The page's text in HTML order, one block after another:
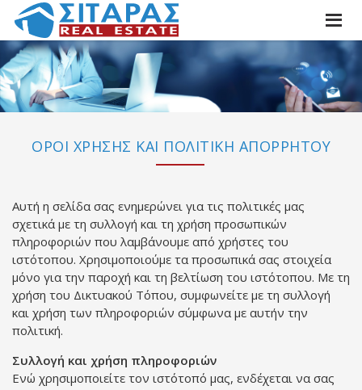
ΟΡΟΙ ΧΡΗΣΗΣ ΚΑΙ ΠΟΛΙΤΙΚΗ ΑΠΟΡΡΗΤΟΥ
Αυτή η σελίδα σας ενημερώνει για τις πολιτικές μας
σχετικά με τη συλλογή και τη χρήση προσωπικών
πληροφοριών που λαμβάνουμε από χρήστες του
ιστότοπου. Χρησιμοποιούμε τα προσωπικά σας στοιχεία
μόνο για την παροχή και τη βελτίωση του ιστότοπου. Με τη
χρήση του Δικτυακού Τόπου, συμφωνείτε με τη συλλογή
και χρήση των πληροφοριών σύμφωνα με αυτήν την
πολιτική.
Συλλογή και χρήση πληροφοριών
Ενώ χρησιμοποιείτε τον ιστότοπό μας, ενδέχεται να σας